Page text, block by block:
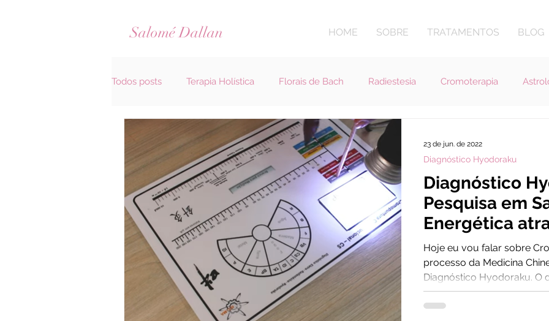
Salomé Dallan HOME SOBRE TRATAMENTOS BLOG
Todos posts Terapia Holística Florais de Bach Radiestesia Cromoterapia
Religião e Espiritualidade
Diagnóstico
Pesquisa em
Energética
Radiestesia
Hoje eu vou falar sobre
processo da Medicina
Diagnóstico Hyodoraku. O
Diagnóstico Hyodoraku
23 de jun. de 2022